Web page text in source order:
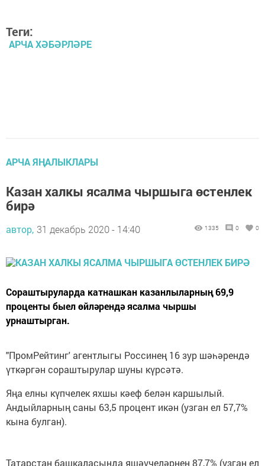
Теги:
АРЧА ХӘБӘРЛӘРЕ
АРЧА ЯҢАЛЫКЛАРЫ
Казан халкы ясалма чыршыга өстенлек
бирә
автор, 31 декабрь 2020 - 14:40 1335 0 0
Сораштыруларда катнашкан казанлыларның 69,9
проценты быел өйләрендә ясалма чыршы
урнаштырган.
"ПромРейтинг' агентлыгы Россинең 16 зур шәһәрендә
үткәргән сораштырулар шуны күрсәтә.
Яңа елны күпчелек яхшы кәеф белән каршылый.
Андыйларның саны 63,5 процент икән (узган ел 57,7%
кына булган).
Татарстан башкаласында яшәүчеләрнең 87,7% (узган ел